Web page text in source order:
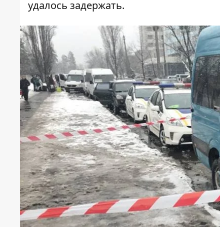
удалось задержать.